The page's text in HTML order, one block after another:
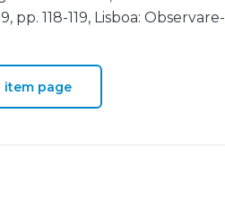
pp. 118-119, Lisboa: Observare-
item page